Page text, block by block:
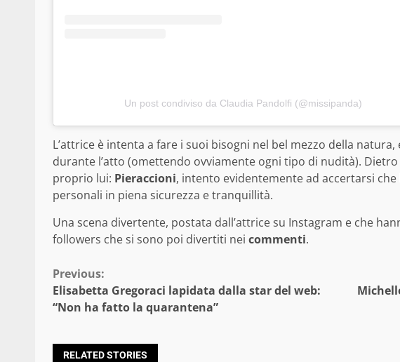
Un post condiviso da Claudia Pandolfi (@missipanda)
L’attrice è intenta a fare i suoi bisogni nel bel mezzo della
durante l’atto (omettendo ovviamente ogni tipo di nudità).
proprio lui: Pieraccioni, intento evidentemente ad accertarsi
personali in piena sicurezza e tranquillità.
Una scena divertente, postata dall’attrice su Instagram e che
followers che si sono poi divertiti nei commenti.
Continue
Reading
Previous:
Elisabetta Gregoraci lapidata dalla star del web:
“Non ha fatto la quarantena”
RELATED STORIES